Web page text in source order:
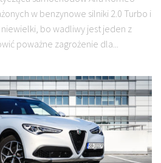
w benzynowe silniki 2.0 Turbo i
bo wadliwy jest jeden z
poważne zagrożenie dla...